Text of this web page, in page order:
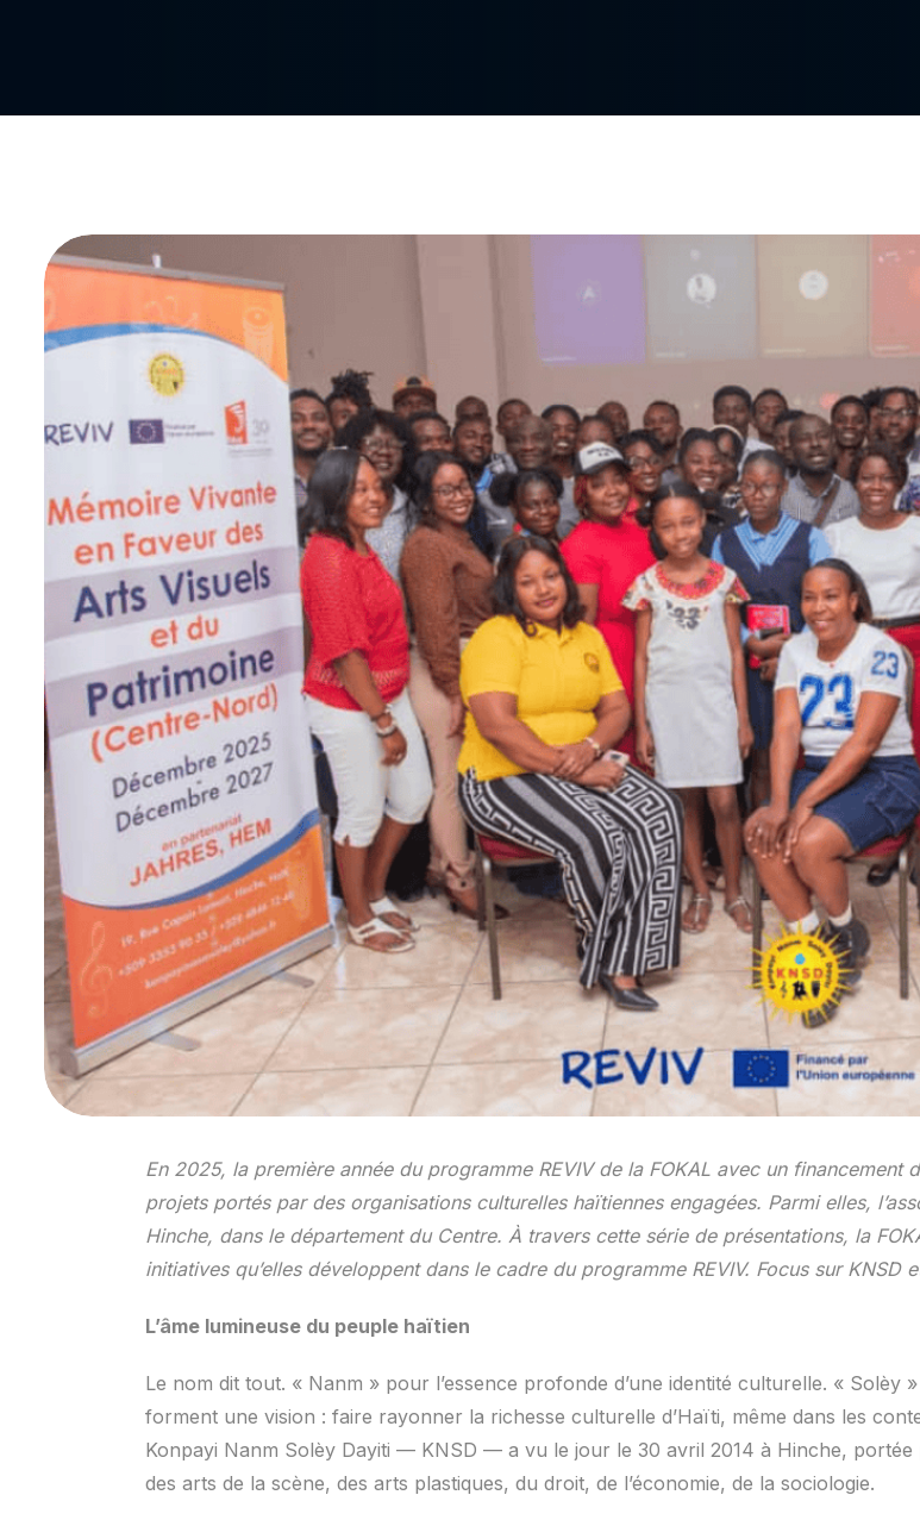
En 2025, la première année du programme REVIV de la FOKAL avec un financement
projets portés par des organisations culturelles haïtiennes engagées. Parmi elles,
Hinche, dans le département du Centre. À travers cette série de présentations, la
initiatives qu’elles développent dans le cadre du programme REVIV. Focus sur KNSD
L’âme lumineuse du peuple haïtien
Le nom dit tout. « Nanm » pour l’essence profonde d’une identité culturelle. « Solèy
forment une vision : faire rayonner la richesse culturelle d’Haïti, même dans les
Konpayi Nanm Solèy Dayiti — KNSD — a vu le jour le 30 avril 2014 à Hinche, portée
des arts de la scène, des arts plastiques, du droit, de l’économie, de la sociologie.